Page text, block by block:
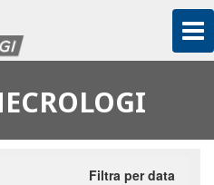
Filtra per data